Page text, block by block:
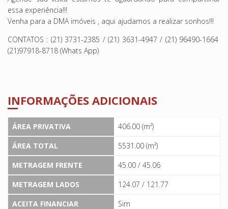
essa experiência!!!
Venha para a DMA imóveis , aqui ajudamos a realizar sonhos!!!
CONTATOS : (21) 3731-2385 / (21) 3631-4947 / (21) 96490-1664
(21)97918-8718 (Whats App)
INFORMAÇÕES ADICIONAIS
ÁREA PRIVATIVA
406.00 (m²)
ÁREA TOTAL
5531.00 (m²)
METRAGEM FRENTE
45.00 / 45.06
METRAGEM LADOS
124.07 / 121.77
ACEITA FINANCIAR
Sim